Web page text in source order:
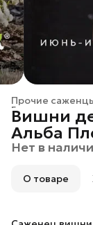
Прочие
Главная
Вишни
Альба
Нет в
О товаре